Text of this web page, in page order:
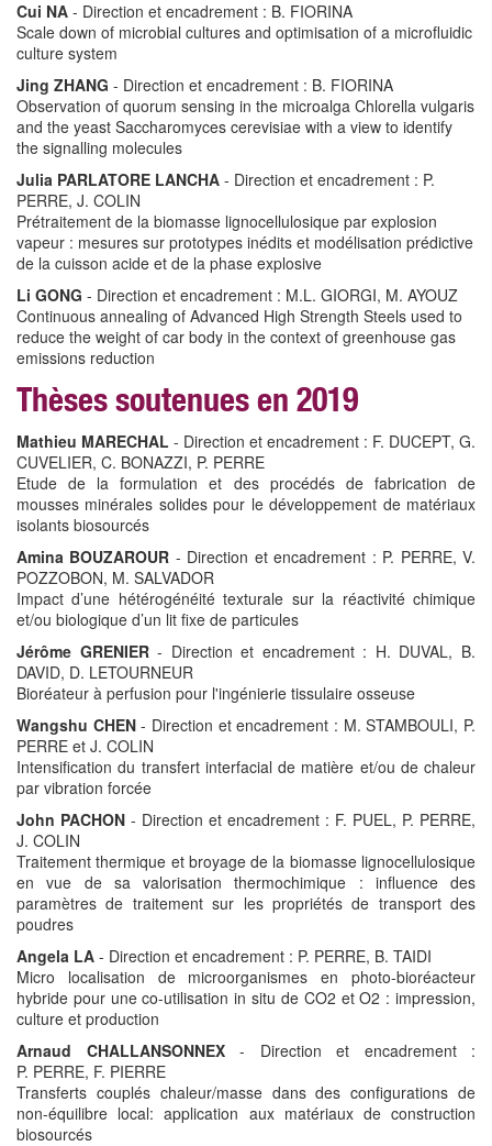
Cui NA - Direction et encadrement : B. FIORINA
Scale down of microbial cultures and optimisation of a microfluidic
culture system
Jing ZHANG - Direction et encadrement : B. FIORINA
Observation of quorum sensing in the microalga Chlorella vulgaris
and the yeast Saccharomyces cerevisiae with a view to identify
the signalling molecules
Julia PARLATORE LANCHA - Direction et encadrement : P.
PERRE, J. COLIN
Prétraitement de la biomasse lignocellulosique par explosion
vapeur : mesures sur prototypes inédits et modélisation prédictive
de la cuisson acide et de la phase explosive
Li GONG - Direction et encadrement : M.L. GIORGI, M. AYOUZ
Continuous annealing of Advanced High Strength Steels used to
reduce the weight of car body in the context of greenhouse gas
emissions reduction
Thèses soutenues en 2019
Mathieu MARECHAL - Direction et encadrement : F. DUCEPT, G.
CUVELIER, C. BONAZZI, P. PERRE
Etude de la formulation et des procédés de fabrication de
mousses minérales solides pour le développement de matériaux
isolants biosourcés
Amina BOUZAROUR - Direction et encadrement : P. PERRE, V.
POZZOBON, M. SALVADOR
Impact d’une hétérogénéité texturale sur la réactivité chimique
et/ou biologique d’un lit fixe de particules
Jérôme GRENIER- Direction et encadrement : H. DUVAL, B.
DAVID, D. LETOURNEUR
Bioréateur à perfusion pour l'ingénierie tissulaire osseuse
Wangshu CHEN- Direction et encadrement : M. STAMBOULI, P.
PERRE et J. COLIN
Intensification du transfert interfacial de matière et/ou de chaleur
par vibration forcée
John PACHON - Direction et encadrement : F. PUEL, P. PERRE,
J. COLIN
Traitement thermique et broyage de la biomasse lignocellulosique
en vue de sa valorisation thermochimique : influence des
paramètres de traitement sur les propriétés de transport des
poudres
Angela LA - Direction et encadrement : P. PERRE, B. TAIDI
Micro localisation de microorganismes en photo-bioréacteur
hybride pour une co-utilisation in situ de CO2 et O2 : impression,
culture et production
Arnaud CHALLANSONNEX- Direction et encadrement :
P. PERRE, F. PIERRE
Transferts couplés chaleur/masse dans des configurations de
non-équilibre local: application aux matériaux de construction
biosourcés